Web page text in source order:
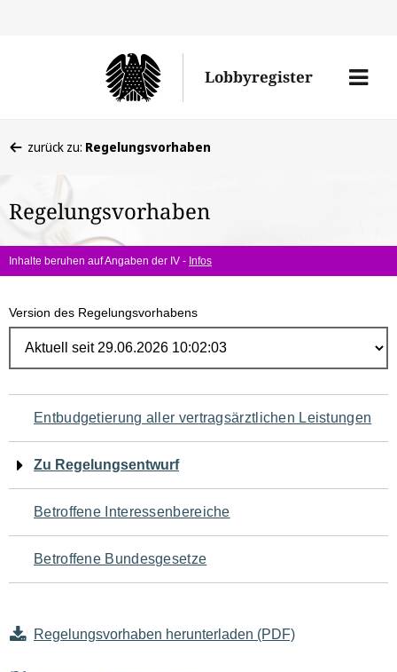
Lobbyregister
Menü
befinden
hier:
zurück zu: Regelungsvorhaben
Regelungsvorhaben
Inhalte beruhen auf Angaben der IV - Infos
Version des Regelungsvorhabens
Navigation
für
den
Seiteninhalt
Entbudgetierung aller vertragsärztlichen Leistungen
Zu Regelungsentwurf
Betroffene Interessenbereiche
Betroffene Bundesgesetze
Regelungsvorhaben herunterladen (PDF)